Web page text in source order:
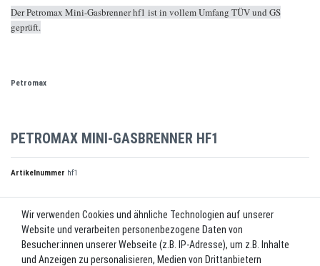
Der Petromax Mini-Gasbrenner hf1 ist in vollem Umfang TÜV und GS
geprüft.
Petromax
PETROMAX MINI-GASBRENNER HF1
Artikelnummer hf1
UVP 14,99 €
13,49 EUR*
Wir verwenden Cookies und ähnliche Technologien auf unserer
Website und verarbeiten personenbezogene Daten von
Besucher:innen unserer Webseite (z.B. IP-Adresse), um z.B. Inhalte
und Anzeigen zu personalisieren, Medien von Drittanbietern